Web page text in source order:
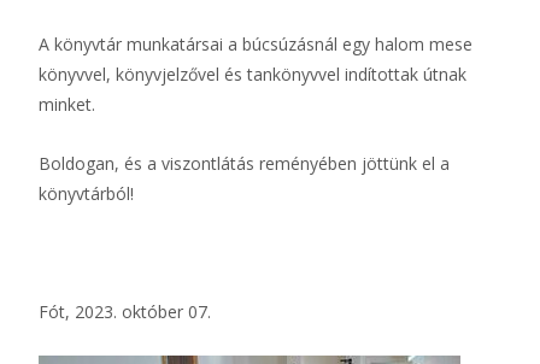
A könyvtár munkatársai a búcsúzásnál egy halom mese
könyvvel, könyvjelzővel és tankönyvvel indítottak útnak
minket.
Boldogan, és a viszontlátás reményében jöttünk el a
könyvtárból!
Fót, 2023. október 07.